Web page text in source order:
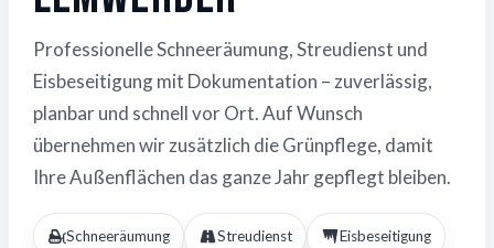
Professionelle Schneeräumung, Streudienst und
Eisbeseitigung mit Dokumentation – zuverlässig,
planbar und schnell vor Ort. Auf Wunsch
übernehmen wir zusätzlich die Grünpflege, damit
Ihre Außenflächen das ganze Jahr gepflegt bleiben.
Schneeräumung Streudienst Eisbeseitigung